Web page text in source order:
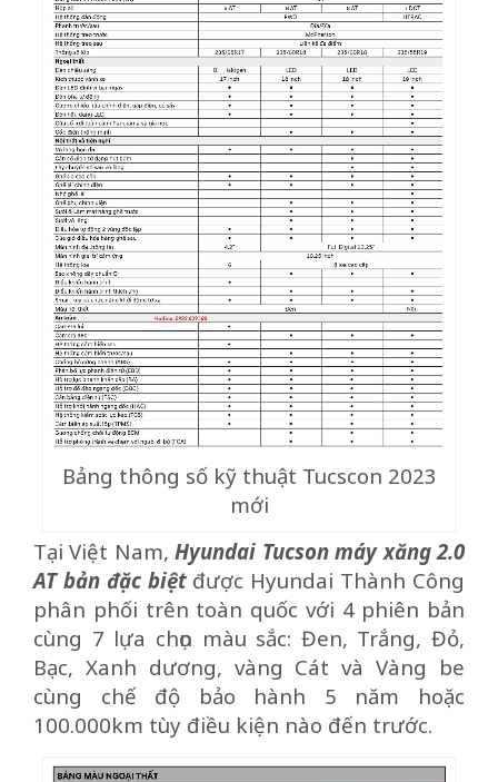
Bảng thông số kỹ thuật Tucscon 2023
mới
Tại Việt Nam,Hyundai Tucson máy xăng 2.0
AT bản đặc biệtđược Hyundai Thành Công
phân phối trên toàn quốc với 4 phiên bản
cùng 7 lựa chọn màu sắc: Đen, Trắng, Đỏ,
Bạc, Xanh dương, vàng Cát và Vàng be
cùng chế độ bảo hành 5 năm hoặc
100.000km tùy điều kiện nào đến trước.